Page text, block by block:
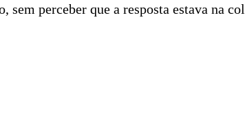
perceber que a resposta estava na